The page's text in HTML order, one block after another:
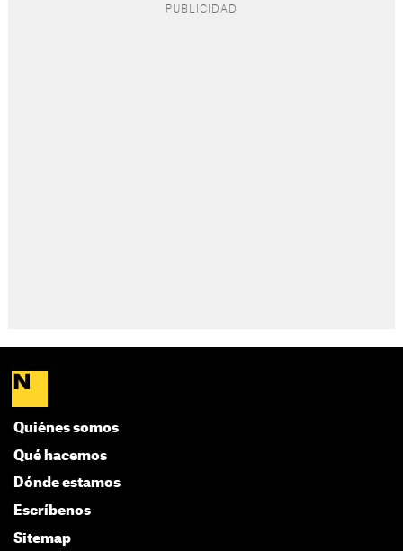
Quiénes somos
Qué hacemos
Dónde estamos
Escríbenos
Sitemap